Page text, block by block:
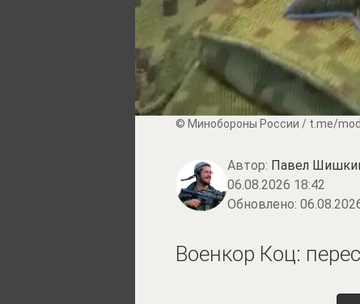
© Минобороны России / t.me/
Автор: Павел
06.08.2026 18:42
Обновлено:
Военкор Коц: